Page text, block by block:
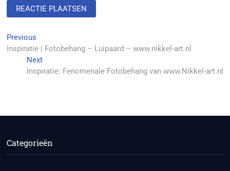
Berichtnavigatie
Previous
post:
Inspiratie | Fotobehang – Luipaard – www.nikkel-art.nl
NextNext
post:
Inspiratie: Fenomenale Fotobehang van www.Nikkel-art.nl
Categorieën